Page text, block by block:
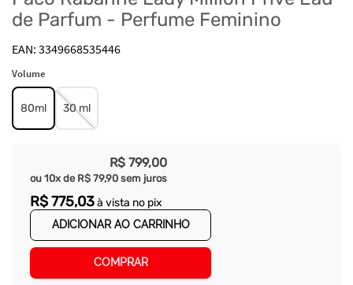
de Parfum - Perfume Feminino
3349668535446
Volume
80ml 30 ml
R$ 799,00
ou 10x de R$ 79,90 sem juros
R$775,03à vista no pix
ADICIONAR AO CARRINHO
COMPRAR